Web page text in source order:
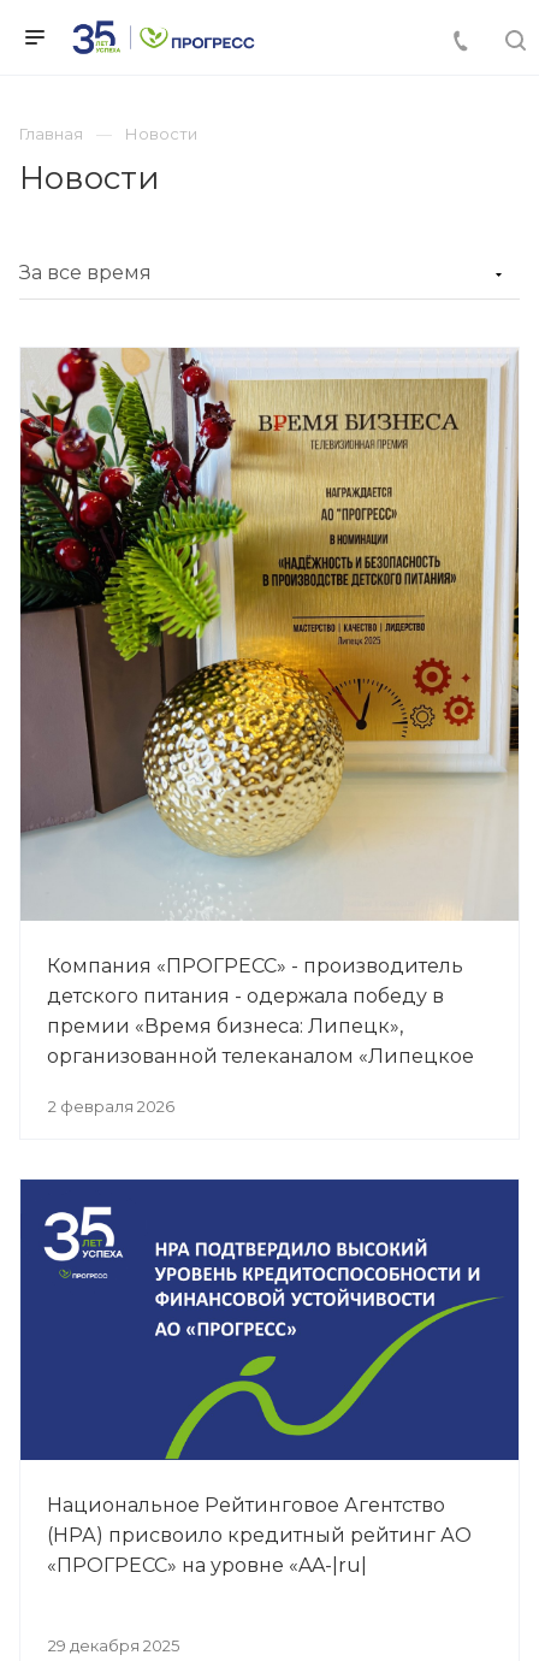
Главная Новости
Новости
Компания «ПРОГРЕСС» - производитель
детского питания - одержала победу в
премии «Время бизнеса: Липецк»,
организованной телеканалом «Липецкое
2 февраля 2026
Национальное Рейтинговое Агентство
(НРА) присвоило кредитный рейтинг АО
«ПРОГРЕСС» на уровне «AA-|ru|
29 декабря 2025